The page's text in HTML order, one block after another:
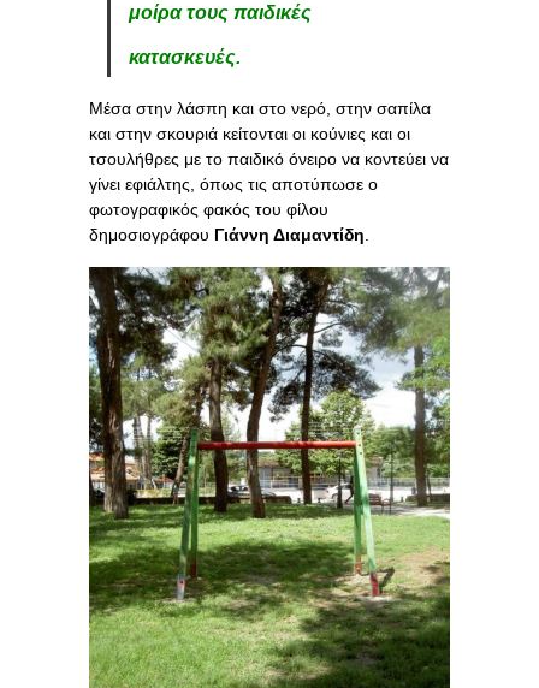
μοίρα τους παιδικές
κατασκευές.
Μέσα στην λάσπη και στο νερό, στην σαπίλα
και στην σκουριά κείτονται οι κούνιες και οι
τσουλήθρες με το παιδικό όνειρο να κοντεύει να
γίνει εφιάλτης, όπως τις αποτύπωσε ο
φωτογραφικός φακός του φίλου
δημοσιογράφου Γιάννη Διαμαντίδη